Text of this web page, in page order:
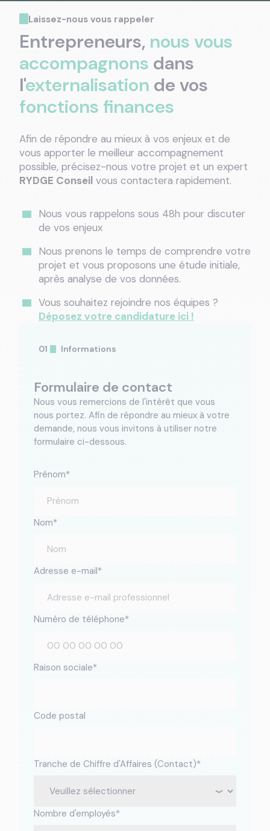
Laissez-nous vous rappeler
Entrepreneurs, nous vous
accompagnons dans
l'externalisation de vos
fonctions finances
Afin de répondre au mieux à vos enjeux et de
vous apporter le meilleur accompagnement
possible, précisez-nous votre projet et un expert
RYDGE Conseil vous contactera rapidement.
Nous vous rappelons sous 48h pour discuter
de vos enjeux
Nous prenons le temps de comprendre votre
projet et vous proposons une étude initiale,
après analyse de vos données.
Vous souhaitez rejoindre nos équipes ?
Déposez votre candidature ici !
Informations
Formulaire de contact
Nous vous remercions de l'intérêt que vous
nous portez. Afin de répondre au mieux à votre
demande, nous vous invitons à utiliser notre
formulaire ci-dessous.
Prénom*
Nom*
Adresse e-mail*
Numéro de téléphone*
Raison sociale*
Code postal
Tranche de Chiffre d'Affaires (Contact)*
Nombre d'employés*